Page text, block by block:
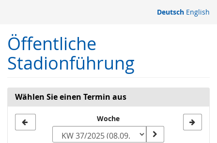
springen
Deutsch English
Öffentliche
Stadionführung
Wählen Sie einen Termin aus
zur
Woche